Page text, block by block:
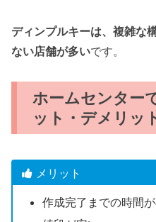
ディンプルキーは、複雑な
ない店舗が多いです。
ホームセンター
ット・デメリッ
メリット
作成完了までの時間